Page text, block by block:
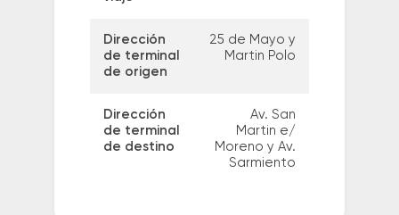
Dirección
de terminal
de origen
25 de Mayo y
Martin Polo
Dirección
de terminal
de destino
Av. San
Martin e/
Moreno y Av.
Sarmiento